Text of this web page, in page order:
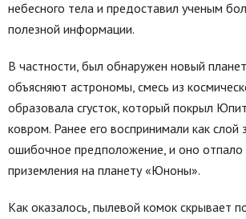
небесного тела и предоставил ученым
полезной информации.
В частности, был обнаружен новый
объясняют астрономы, смесь из
образовала сгусток, который покрыл
ковром. Ранее его воспринимали как
ошибочное предположение, и оно отпало
приземления на планету «Юноны».
Как оказалось, пылевой комок скрывает